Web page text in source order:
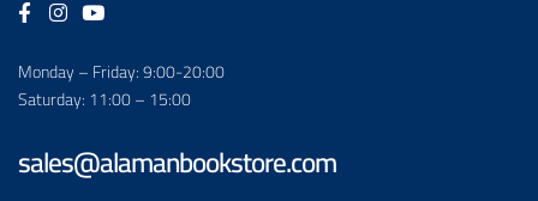
Monday – Friday: 9:00-20:00
Saturday: 11:00 – 15:00
sales@alamanbookstore.com